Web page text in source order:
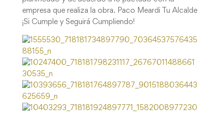
empresa que realiza la obra. Paco Meardi Tu Alcalde
¡Si Cumple y Seguirá Cumpliendo!